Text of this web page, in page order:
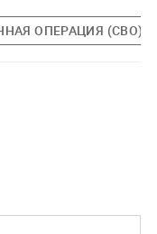
ОПЕРАЦИЯ (СВО)